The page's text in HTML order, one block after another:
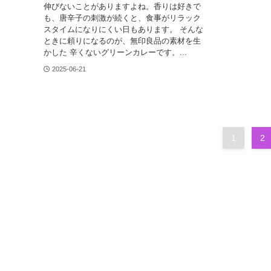
伸びないことがありますよね。香りは好きで
も、唐辛子の刺激が続くと、食事がリラック
スタイムになりにくい日もあります。 そんな
ときに頼りになるのが、無印良品の素材を生
かした 辛くないグリーンカレーです。...
2025-06-21
1 2